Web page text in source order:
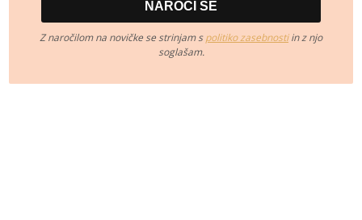
Z naročilom na novičke se strinjam spolitiko zasebnostiin z njo
soglašam.